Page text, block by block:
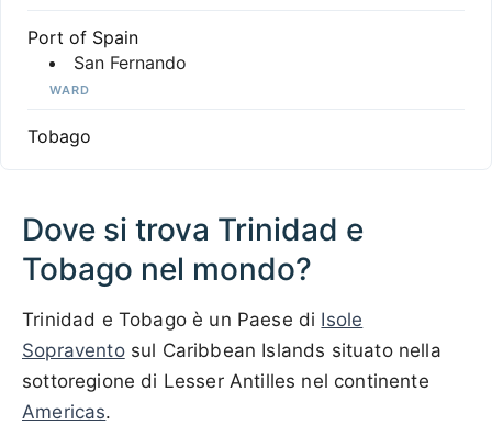
Port of Spain
San Fernando
WARD
Tobago
Dove si trova Trinidad e
Tobago nel mondo?
Trinidad e Tobago è un Paese di Isole
Sopraventosul Caribbean Islands situato nella
sottoregione di Lesser Antilles nel continente
Americas.